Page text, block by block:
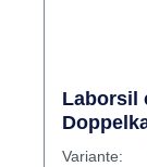
Laborsil
Variante: